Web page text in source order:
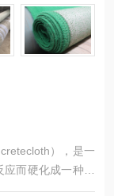
），是一
而硬化成一种很